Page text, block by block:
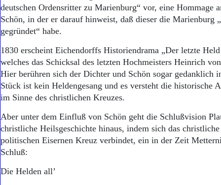
deutschen Ordensritter zu Marienburg“ vor, eine Hommage
Schön, in der er darauf hinweist, daß dieser die Marienburg
gegründet“ habe.
1830 erscheint Eichendorffs Historiendrama „Der letzte
welches das Schicksal des letzten Hochmeisters Heinrich
Hier berühren sich der Dichter und Schön sogar gedanklich
Stück ist kein Heldengesang und es versteht die historische
im Sinne des christlichen Kreuzes.
Aber unter dem Einfluß von Schön geht die Schlußvision
christliche Heilsgeschichte hinaus, indem sich das
politischen Eisernen Kreuz verbindet, ein in der Zeit
Schluß:
Die Helden all’